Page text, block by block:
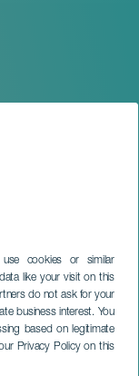
cookies or similar
like your visit on this
do not ask for your
business interest. You
based on legitimate
Privacy Policy on this